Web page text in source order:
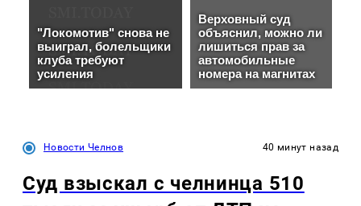
Новости Челнов 40 минут назад
Суд взыскал с челнинца 510